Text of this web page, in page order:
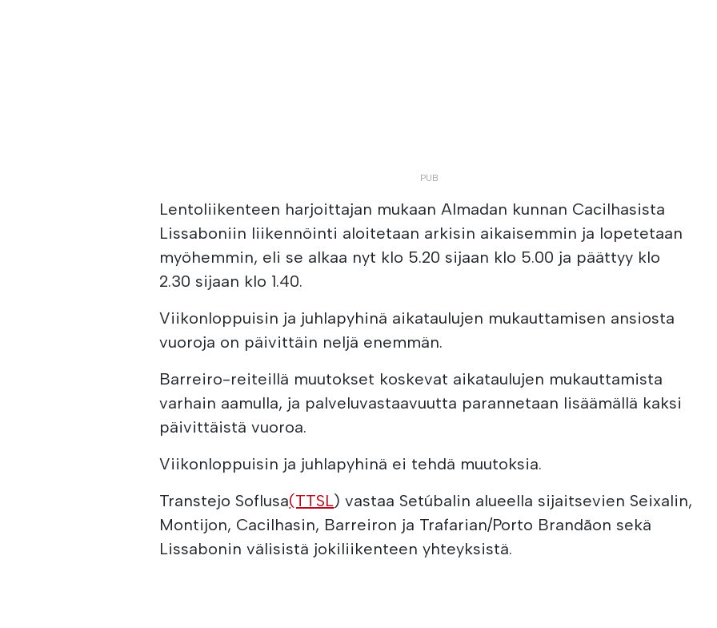
Lentoliikenteen harjoittajan mukaan Almadan kunnan Cacilhasista
Lissaboniin liikennöinti aloitetaan arkisin aikaisemmin ja lopetetaan
myöhemmin, eli se alkaa nyt klo 5.20 sijaan klo 5.00 ja päättyy klo
2.30 sijaan klo 1.40.
Viikonloppuisin ja juhlapyhinä aikataulujen mukauttamisen ansiosta
vuoroja on päivittäin neljä enemmän.
Barreiro-reiteillä muutokset koskevat aikataulujen mukauttamista
varhain aamulla, ja palveluvastaavuutta parannetaan lisäämällä kaksi
päivittäistä vuoroa.
Viikonloppuisin ja juhlapyhinä ei tehdä muutoksia.
Transtejo Soflusa(TTSL) vastaa Setúbalin alueella sijaitsevien Seixalin,
Montijon, Cacilhasin, Barreiron ja Trafarian/Porto Brandãon sekä
Lissabonin välisistä jokiliikenteen yhteyksistä.